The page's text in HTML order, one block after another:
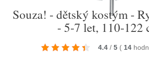
Souza! - dětský kostým -
- 5-7 let, 110-122
4.4 / 5 ( 14